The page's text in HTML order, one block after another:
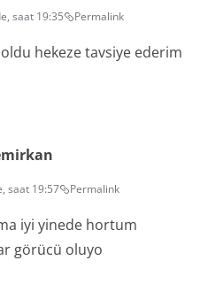
saat 19:35 Permalink
hekeze tavsiye ederim
saat 19:57 Permalink
iyi yinede hortum
görücü oluyo